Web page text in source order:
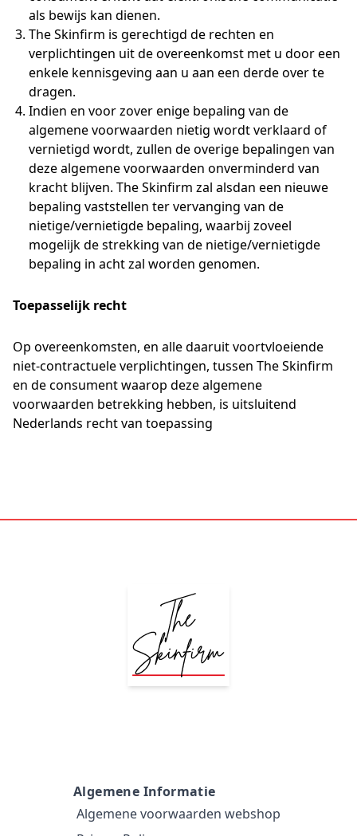
als bewijs kan dienen.
The Skinfirm is gerechtigd de rechten en
verplichtingen uit de overeenkomst met u door een
enkele kennisgeving aan u aan een derde over te
dragen.
Indien en voor zover enige bepaling van de
algemene voorwaarden nietig wordt verklaard of
vernietigd wordt, zullen de overige bepalingen van
deze algemene voorwaarden onverminderd van
kracht blijven. The Skinfirm zal alsdan een nieuwe
bepaling vaststellen ter vervanging van de
nietige/vernietigde bepaling, waarbij zoveel
mogelijk de strekking van de nietige/vernietigde
bepaling in acht zal worden genomen.
Toepasselijk recht
Op overeenkomsten, en alle daaruit voortvloeiende
niet-contractuele verplichtingen, tussen The Skinfirm
en de consument waarop deze algemene
voorwaarden betrekking hebben, is uitsluitend
Nederlands recht van toepassing
Algemene Informatie
Algemene voorwaarden webshop